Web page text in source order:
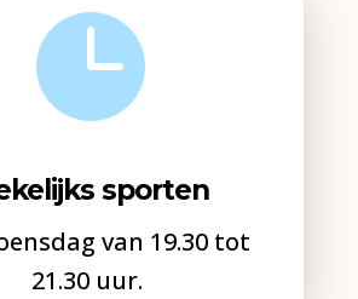

sporten
van 19.30 tot
21.30 uur.